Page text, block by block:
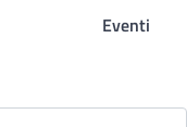
Eventi
-